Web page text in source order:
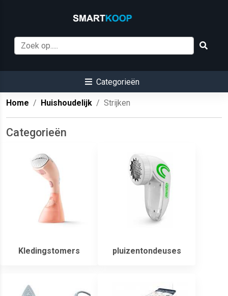
Categorieën
Home Huishoudelijk Strijken
Categorieën
Kledingstomers pluizentondeuses